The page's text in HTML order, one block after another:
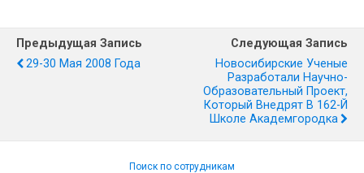
Предыдущая Запись
29-30 Мая 2008 Года
Следующая Запись
Новосибирские Ученые
Разработали Научно-
Образовательный Проект,
Который Внедрят В 162-Й
Школе Академгородка
Поиск по сотрудникам